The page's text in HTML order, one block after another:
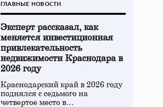
ГЛАВНЫЕ НОВОСТИ
Эксперт рассказал, как
меняется инвестиционная
привлекательность
недвижимости Краснодара в
2026 году
Краснодарский край в 2026 году
поднялся с седьмого на
четвертое место в…